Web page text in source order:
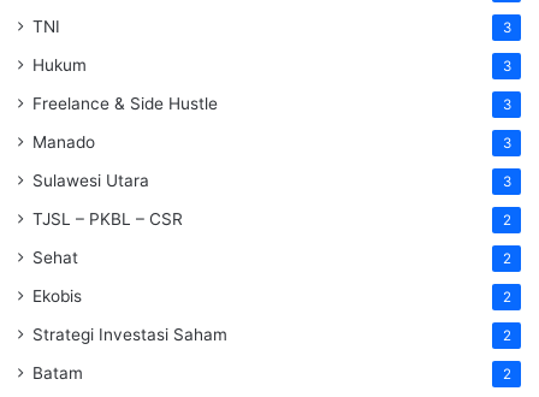
TNI 3
Hukum 3
Freelance & Side Hustle 3
Manado 3
Sulawesi Utara 3
TJSL – PKBL – CSR 2
Sehat 2
Ekobis 2
Strategi Investasi Saham 2
Batam 2